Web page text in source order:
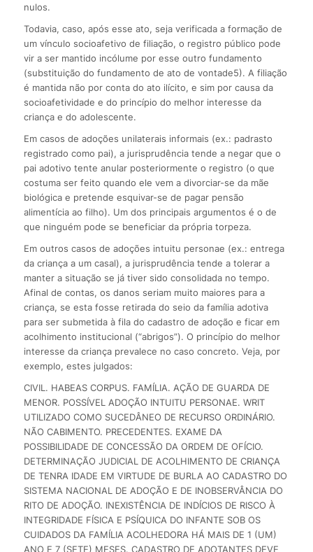
nulos.
Todavia, caso, após esse ato, seja verificada a formação de
um vínculo socioafetivo de filiação, o registro público pode
vir a ser mantido incólume por esse outro fundamento
(substituição do fundamento de ato de vontade5). A filiação
é mantida não por conta do ato ilícito, e sim por causa da
socioafetividade e do princípio do melhor interesse da
criança e do adolescente.
Em casos de adoções unilaterais informais (ex.: padrasto
registrado como pai), a jurisprudência tende a negar que o
pai adotivo tente anular posteriormente o registro (o que
costuma ser feito quando ele vem a divorciar-se da mãe
biológica e pretende esquivar-se de pagar pensão
alimentícia ao filho). Um dos principais argumentos é o de
que ninguém pode se beneficiar da própria torpeza.
Em outros casos de adoções intuitu personae (ex.: entrega
da criança a um casal), a jurisprudência tende a tolerar a
manter a situação se já tiver sido consolidada no tempo.
Afinal de contas, os danos seriam muito maiores para a
criança, se esta fosse retirada do seio da família adotiva
para ser submetida à fila do cadastro de adoção e ficar em
acolhimento institucional (“abrigos”). O princípio do melhor
interesse da criança prevalece no caso concreto. Veja, por
exemplo, estes julgados:
CIVIL. HABEAS CORPUS. FAMÍLIA. AÇÃO DE GUARDA DE
MENOR. POSSÍVEL ADOÇÃO INTUITU PERSONAE. WRIT
UTILIZADO COMO SUCEDÂNEO DE RECURSO ORDINÁRIO.
NÃO CABIMENTO. PRECEDENTES. EXAME DA
POSSIBILIDADE DE CONCESSÃO DA ORDEM DE OFÍCIO.
DETERMINAÇÃO JUDICIAL DE ACOLHIMENTO DE CRIANÇA
DE TENRA IDADE EM VIRTUDE DE BURLA AO CADASTRO DO
SISTEMA NACIONAL DE ADOÇÃO E DE INOBSERVÂNCIA DO
RITO DE ADOÇÃO. INEXISTÊNCIA DE INDÍCIOS DE RISCO À
INTEGRIDADE FÍSICA E PSÍQUICA DO INFANTE SOB OS
CUIDADOS DA FAMÍLIA ACOLHEDORA HÁ MAIS DE 1 (UM)
ANO E 7 (SETE) MESES. CADASTRO DE ADOTANTES DEVE